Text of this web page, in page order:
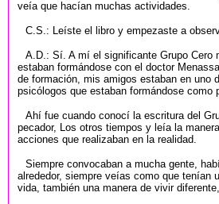
veía que hacían muchas actividades.
C.S.: Leíste el libro y empezaste a
A.D.: Sí. A mí el significante Grupo Cero
estaban formándose con el doctor
de formación, mis amigos estaban en uno
psicólogos que estaban formándose como
Ahí fue cuando conocí la escritura del
pecador, Los otros tiempos y leía la
acciones que realizaban en la realidad.
Siempre convocaban a mucha gente,
alrededor, siempre veías como que tenían
vida, también una manera de vivir